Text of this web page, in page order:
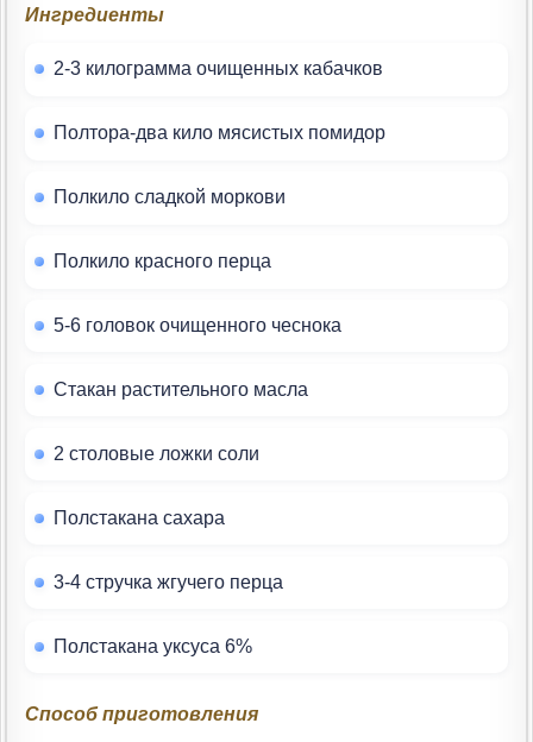
Ингредиенты
2-3 килограмма очищенных кабачков
Полтора-два кило мясистых помидор
Полкило сладкой моркови
Полкило красного перца
5-6 головок очищенного чеснока
Стакан растительного масла
2 столовые ложки соли
Полстакана сахара
3-4 стручка жгучего перца
Полстакана уксуса 6%
Способ приготовления